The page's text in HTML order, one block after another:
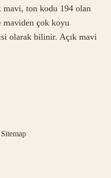
mavi, ton kodu 194 olan
maviden çok koyu
olarak bilinir. Açık mavi
Sitemap